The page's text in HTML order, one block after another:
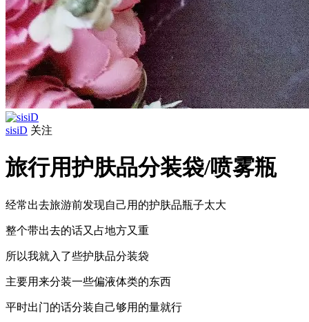
sisiD 关注
旅行用护肤品分装袋/喷雾瓶
经常出去旅游前发现自己用的护肤品瓶子太大
整个带出去的话又占地方又重
所以我就入了些护肤品分装袋
主要用来分装一些偏液体类的东西
平时出门的话分装自己够用的量就行